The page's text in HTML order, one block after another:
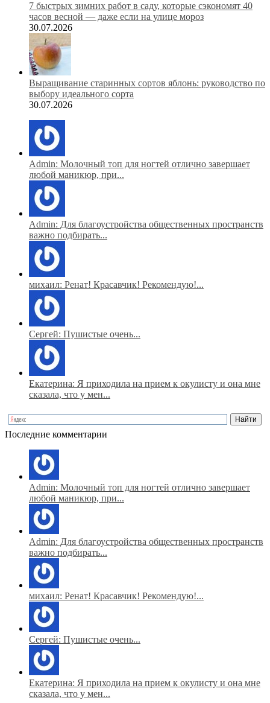
7 быстрых зимних работ в саду, которые сэкономят 40
часов весной — даже если на улице мороз
30.07.2026
Выращивание старинных сортов яблонь: руководство по
выбору идеального сорта
30.07.2026
Admin: Молочный топ для ногтей отлично завершает
любой маникюр, при...
Admin: Для благоустройства общественных пространств
важно подбирать...
михаил: Ренат! Красавчик! Рекомендую!...
Сергей: Пушистые очень...
Екатерина: Я приходила на прием к окулисту и она мне
сказала, что у мен...
Последние комментарии
Admin: Молочный топ для ногтей отлично завершает
любой маникюр, при...
Admin: Для благоустройства общественных пространств
важно подбирать...
михаил: Ренат! Красавчик! Рекомендую!...
Сергей: Пушистые очень...
Екатерина: Я приходила на прием к окулисту и она мне
сказала, что у мен...